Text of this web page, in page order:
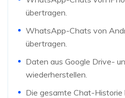
übertragen.
WhatsApp-Chats von
übertragen.
Daten aus Google Drive-
wiederherstellen.
Die gesamte Chat-Historie